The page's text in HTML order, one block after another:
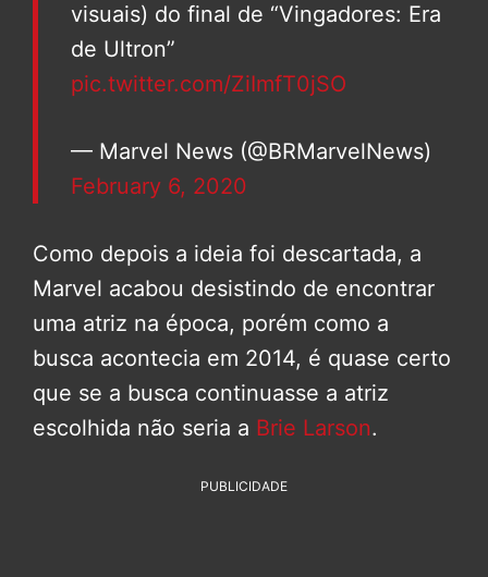
visuais) do final de “Vingadores: Era
de Ultron”
pic.twitter.com/ZiImfT0jSO
— Marvel News (@BRMarvelNews)
February 6, 2020
Como depois a ideia foi descartada, a
Marvel acabou desistindo de encontrar
uma atriz na época, porém como a
busca acontecia em 2014, é quase certo
que se a busca continuasse a atriz
escolhida não seria a Brie Larson.
PUBLICIDADE